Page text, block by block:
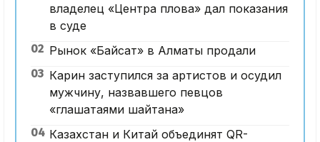
владелец «Центра плова» дал показания
в суде
02 Рынок «Байсат» в Алматы продали
03 Карин заступился за артистов и осудил
мужчину, назвавшего певцов
«глашатаями шайтана»
04 Казахстан и Китай объединят QR-